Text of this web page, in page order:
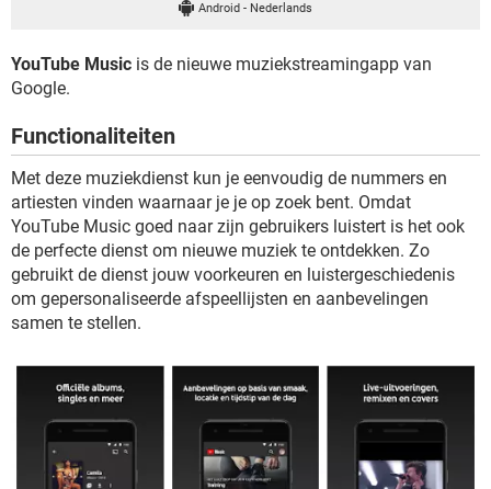
SNAPCHAT
GRATIS SNAPCHAT
Android - Nederlands
YouTube Music is de nieuwe muziekstreamingapp van
Google.
Functionaliteiten
Met deze muziekdienst kun je eenvoudig de nummers en
artiesten vinden waarnaar je je op zoek bent. Omdat
YouTube Music goed naar zijn gebruikers luistert is het ook
de perfecte dienst om nieuwe muziek te ontdekken. Zo
gebruikt de dienst jouw voorkeuren en luistergeschiedenis
om gepersonaliseerde afspeellijsten en aanbevelingen
samen te stellen.